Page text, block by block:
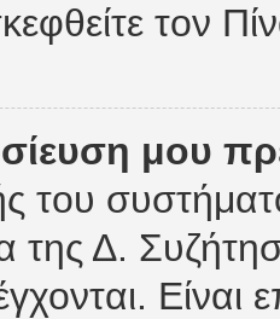
τον
μου
του
της Δ.
Είναι